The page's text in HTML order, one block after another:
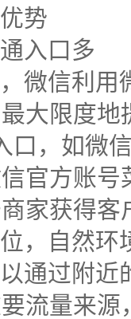
势
入口多
微信利
大限度
口，如微
官方账
家获得客
，自然环
通过附
流量来